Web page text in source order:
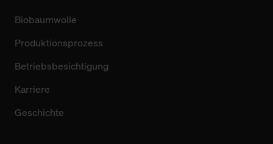
Biobaumwolle
Produktionsprozess
Betriebsbesichtigung
Karriere
Geschichte